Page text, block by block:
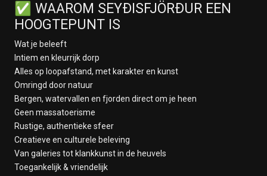
✅ WAAROM SEYÐISFJÖRÐUR EEN
HOOGTEPUNT IS
Wat je beleeft
Intiem en kleurrijk dorp
Alles op loopafstand, met karakter en kunst
Omringd door natuur
Bergen, watervallen en fjorden direct om je heen
Geen massatoerisme
Rustige, authentieke sfeer
Creatieve en culturele beleving
Van galeries tot klankkunst in de heuvels
Toegankelijk & vriendelijk